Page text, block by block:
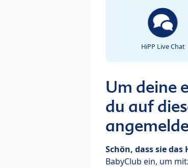
HiPP Live Chat
Um deine
du auf
Schön, dass sie
BabyClub ein, um